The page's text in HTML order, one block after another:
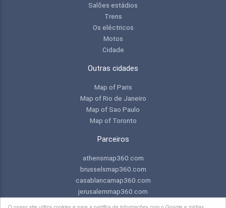
Salões estádios
Trens
Os eléctricos
Motos
Cidade
Outras cidades
Map of Paris
Map of Rio de Janeiro
Map of Sao Paulo
Map of Toronto
Parceiros
athensmap360.com
brusselsmap360.com
casablancamap360.com
jerusalemmap360.com